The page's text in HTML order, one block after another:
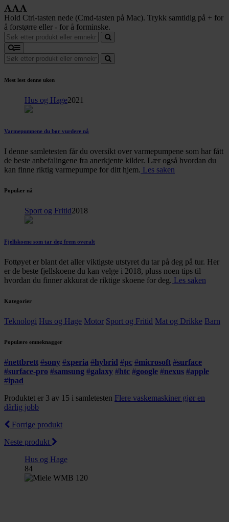
Hold Ctrl-tasten nede (Cmd-tasten på Mac). Trykk samtidig på + for
å forstørre eller - for å forminske.
Mest lest denne uken
Hus og Hage2021
Varmepumpene du bør vurdere nå
I denne samletesten får du oversikt over varmepumpene som har fått
de beste anbefalingene fra anerkjente kilder. Lær også hvordan du
kan finne riktig varmepumpe for ditt hjem. Les saken
Populær nå
Sport og Fritid2018
Fjellskoene som tar deg frem overalt
Fottøyet er blant det aller viktigste utstyret du tar på deg på tur. Her
er de beste fjellskoene du kan velge i 2018, pluss noen tips til
hvordan du finner akkurat de riktige skoene for deg. Les saken
Kategorier
Teknologi Hus og Hage Motor Sport og Fritid Mat og Drikke Barn
Populære emneknagger
#nettbrett #sony #xperia #hybrid #pc #microsoft #surface
#surface-pro #samsung #galaxy #htc #google #nexus #apple
#ipad
Produktet er 3 av 15 i samletesten Flere vaskemaskiner gjør en
dårlig jobb
Forrige produkt
Neste produkt
Hus og Hage
84